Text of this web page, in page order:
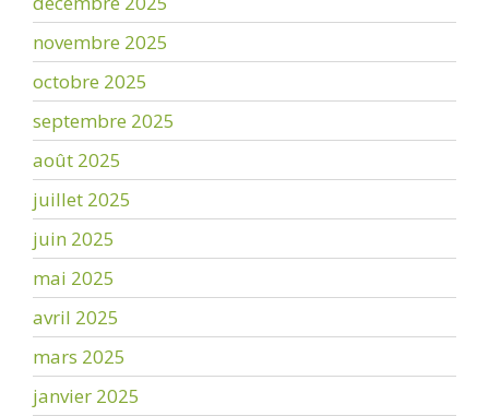
novembre 2025
octobre 2025
septembre 2025
août 2025
juillet 2025
juin 2025
mai 2025
avril 2025
mars 2025
janvier 2025